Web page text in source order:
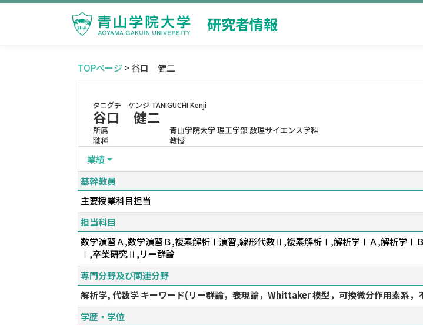
研究者情報
TOPページ > 谷口 健二
タニグチ ケンジ TANIGUCHI Kenji
谷口 健二
所属
青山学院大学 理工学部 数理サイエンス学科
職種
教授
業績
基幹教員
主要授業科目担当
担当科目
数学演習Ａ,数学演習Ｂ,複素解析Ⅰ演習,線形代数Ⅱ,複素解析Ⅰ,解析学ⅠＡ,解析学
Ⅰ,卒業研究Ⅱ,リー群論
専門分野及び関連分野
解析学, 代数学 キーワード(リー群論，表現論，Whittaker 模型，可換微分作用素系
学歴・学位